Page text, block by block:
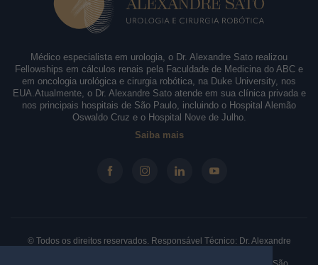
Médico especialista em urologia, o Dr. Alexandre Sato realizou
Fellowships em cálculos renais pela Faculdade de Medicina do ABC e
em oncologia urológica e cirurgia robótica, na Duke University, nos
EUA.Atualmente, o Dr. Alexandre Sato atende em sua clínica privada e
nos principais hospitais de São Paulo, incluindo o Hospital Alemão
Oswaldo Cruz e o Hospital Nove de Julho.
Saiba mais
© Todos os direitos reservados. Responsável Técnico: Dr. Alexandre